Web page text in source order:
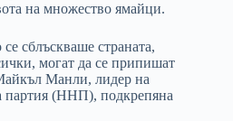
на множество ямайци.
сблъскваше страната,
могат да се припишат
Манли, лидер на
партия (ННП), подкрепяна